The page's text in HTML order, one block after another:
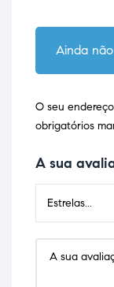
Ainda
O seu
obrigatórios
A sua